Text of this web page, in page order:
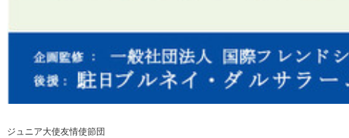
ジュニア大使友情使節団